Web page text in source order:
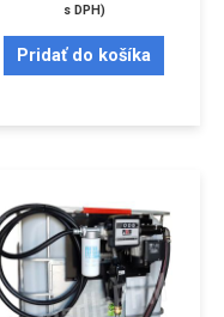
s DPH)
Pridať do košíka